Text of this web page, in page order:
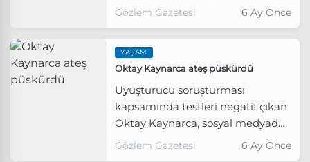
sert sözlerle paylaşım yaptı.
Gözlem Gazetesi 6 Ay Önce
YAŞAM
Oktay Kaynarca ateş püskürdü
Uyuşturucu soruşturması
kapsamında testleri negatif çıkan
Oktay Kaynarca, sosyal medyada
hakkında ortaya atılan iddialara
Gözlem Gazetesi 6 Ay Önce